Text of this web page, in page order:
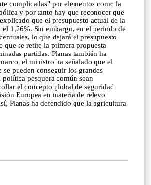
complicadas" por elementos como la
y por tanto hay que reconocer que
que el presupuesto actual de la
1,26%. Sin embargo, en el periodo de
lo que dejará el presupuesto
que se retire la primera propuesta
partidas. Planas también ha
el ministro ha señalado que el
pueden conseguir los grandes
pesquera común sean
el concepto global de seguridad
Europea en materia de relevo
Planas ha defendido que la agricultura